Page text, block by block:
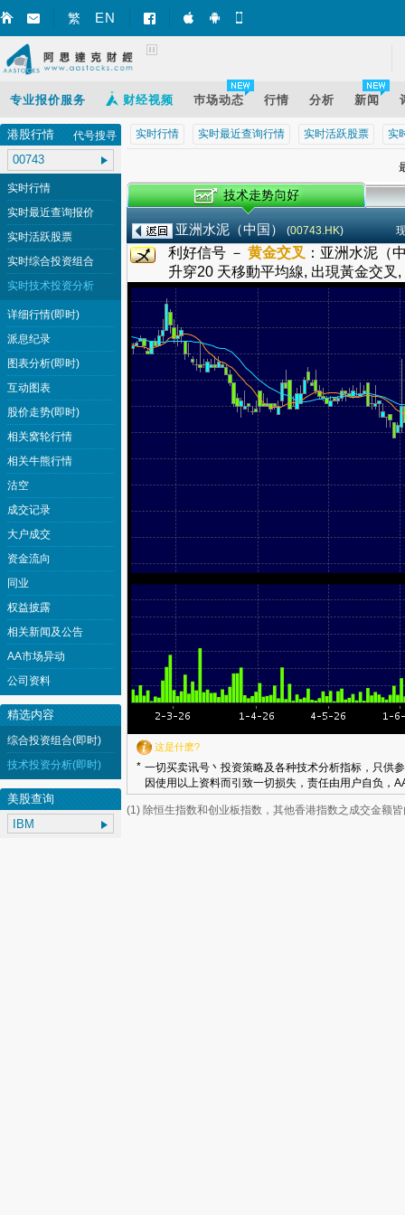
繁 EN 智财迅 (iPhone)
智财迅 (Android)
专业报价服务 财经视频 巿场动态 行情 分析 新闻
实时行情 实时最近查询行情 实时活跃股票 实
亚洲水泥（中国） (00743.HK)
利好信号 － 黄金交叉 ： 亚洲水泥（
升穿20 天移動平均線, 出現黃金交
这是什麽?
* 一切买卖讯号丶投资策略及各种技术分析指标，只供
因使用以上资料而引致一切损失，责任由用户自负，
(1) 除恒生指数和创业板指数，其他香港指数之成交金额
港股行情 代号搜寻
实时行情
实时最近查询报价
实时活跃股票
实时综合投资组合
实时技术投资分析
详细行情(即时)
派息纪录
图表分析(即时)
互动图表
股价走势(即时)
相关窝轮行情
相关牛熊行情
沽空
成交记录
大户成交
资金流向
同业
权益披露
相关新闻及公告
AA市场异动
公司资料
精选内容
综合投资组合(即时)
技术投资分析(即时)
美股查询